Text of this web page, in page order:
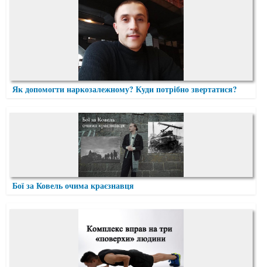
Як допомогти наркозалежному? Куди потрібно звертатися?
Бої за Ковель очима краєзнавця